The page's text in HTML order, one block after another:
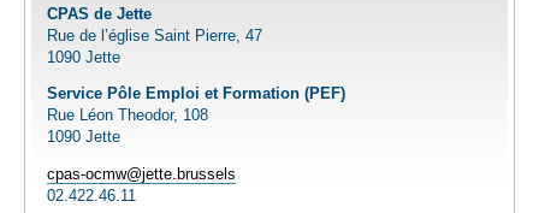
ACTION SOCIALE
EMPLOI
AIDE ALIMENTAIRE
CPAS de Jette
Rue de l’église Saint Pierre, 47
1090 Jette
Service Pôle Emploi et Formation (PEF)
Rue Léon Theodor, 108
1090 Jette
cpas-ocmw@jette.brussels
02.422.46.11